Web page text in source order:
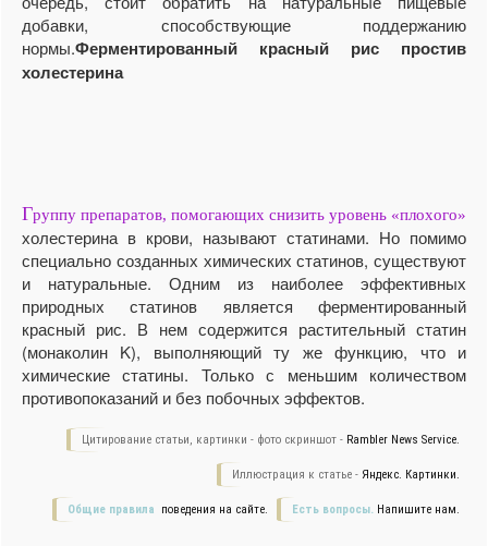
добавки, способствующие поддержанию
нормы.Ферментированный красный рис простив
холестерина
Группу препаратов, помогающих снизить уровень «плохого»
холестерина в крови, называют статинами. Но помимо
специально созданных химических статинов, существуют
и натуральные. Одним из наиболее эффективных
природных статинов является ферментированный
красный рис. В нем содержится растительный статин
(монаколин K), выполняющий ту же функцию, что и
химические статины. Только с меньшим количеством
противопоказаний и без побочных эффектов.
Цитирование статьи, картинки - фото скриншот - Rambler News Service.
Иллюстрация к статье - Яндекс. Картинки.
Есть вопросы. Напишите нам.
Общие правила поведения на сайте.